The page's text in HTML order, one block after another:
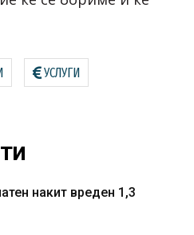
УСЛУГИ
накит вреден 1,3